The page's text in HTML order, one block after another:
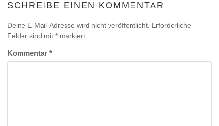
SCHREIBE EINEN KOMMENTAR
Deine E-Mail-Adresse wird nicht veröffentlicht. Erforderliche
Felder sind mit * markiert
Kommentar *